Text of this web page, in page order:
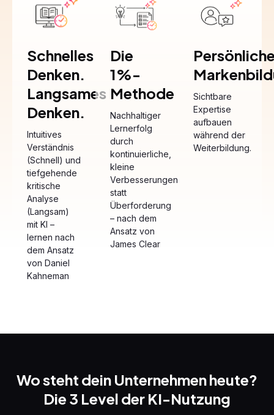
Schnelles
Denken.
Langsames
Denken.
Intuitives
Verständnis
(Schnell) und
tiefgehende
kritische
Analyse
(Langsam)
mit KI –
lernen nach
dem Ansatz
von Daniel
Kahneman
Die
1%-
Methode
Nachhaltiger
Lernerfolg
durch
kontinuierliche,
kleine
Verbesserungen
statt
Überforderung
– nach dem
Ansatz von
James Clear
Sichtbare
Expertise
aufbauen
während der
Weiterbildung.
Wo steht dein Unternehmen heute?
Die 3 Level der KI-Nutzung